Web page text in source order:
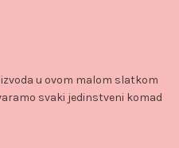
u ovom malom slatkom
svaki jedinstveni komad